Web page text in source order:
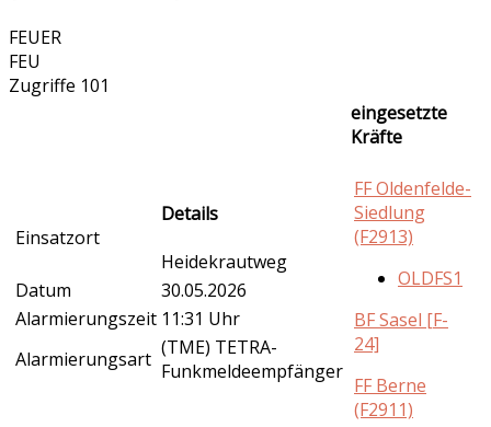
FEUER
FEU
Zugriffe 101
Einsatzort
Details
Heidekrautweg
Datum
30.05.2026
Alarmierungszeit 11:31 Uhr
Alarmierungsart (TME) TETRA-
Funkmeldeempfänger
eingesetzte
Kräfte
FF Oldenfelde-
Siedlung
(F2913)
OLDFS1
BF Sasel [F-
24]
FF Berne
(F2911)